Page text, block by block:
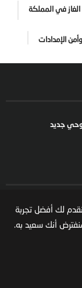
في المملكة
الإمدادات
السوق السعودية
لك أفضل تجربة
أنك سعيد به.